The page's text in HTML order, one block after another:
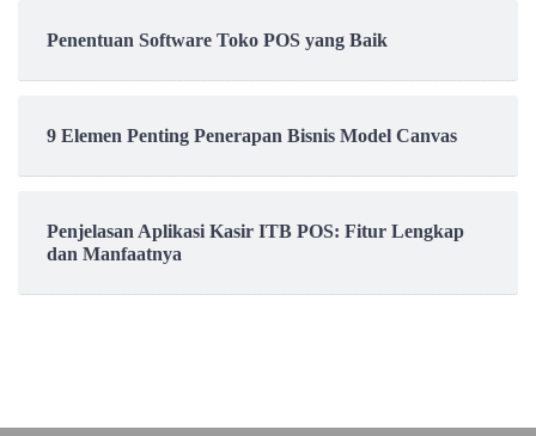
Penentuan Software Toko POS yang Baik
9 Elemen Penting Penerapan Bisnis Model Canvas
Penjelasan Aplikasi Kasir ITB POS: Fitur Lengkap
dan Manfaatnya